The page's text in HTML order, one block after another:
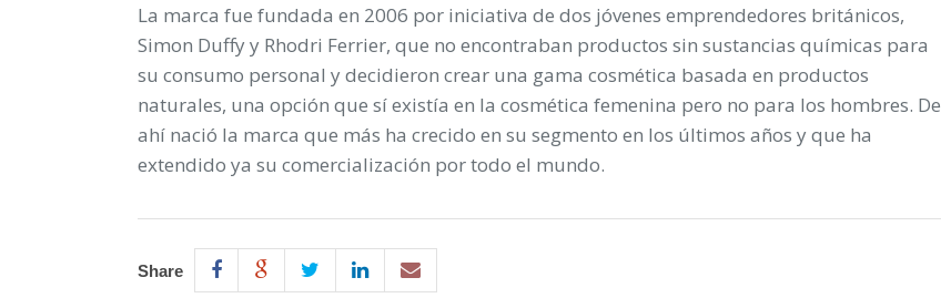
La marca fue fundada en 2006 por iniciativa de dos jóvenes emprendedores británicos,
Simon Duffy y Rhodri Ferrier, que no encontraban productos sin sustancias químicas para
su consumo personal y decidieron crear una gama cosmética basada en productos
naturales, una opción que sí existía en la cosmética femenina pero no para los hombres. De
ahí nació la marca que más ha crecido en su segmento en los últimos años y que ha
extendido ya su comercialización por todo el mundo.
Share